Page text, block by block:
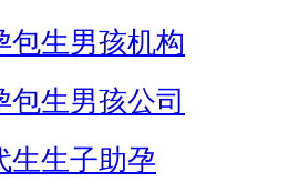
包生男孩机构
包生男孩公司
生生子助孕